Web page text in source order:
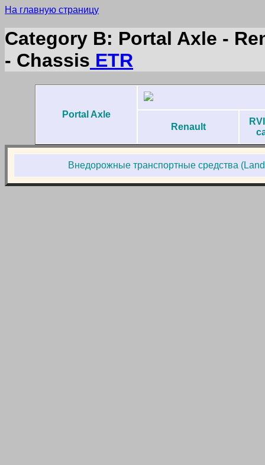
На главную страницу
Category B: Portal Axle -
- Chassis ETR
Portal Axle
Renault
Внедорожные транспортные средства